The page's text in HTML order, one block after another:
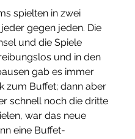
spielten in zwei
gegen jeden. Die
und die Spiele
und in den
gab es immer
zum Buffet; dann aber
schnell noch die dritte
war das neue
eine Buffet-